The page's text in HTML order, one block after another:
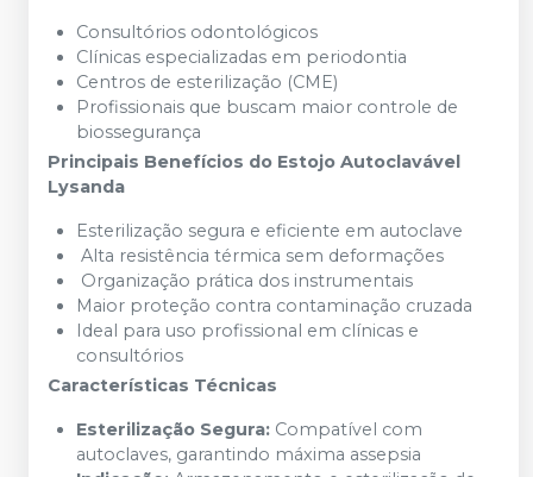
Consultórios odontológicos
Clínicas especializadas em periodontia
Centros de esterilização (CME)
Profissionais que buscam maior controle de
biossegurança
Principais Benefícios do Estojo Autoclavável
Lysanda
Esterilização segura e eficiente em autoclave
Alta resistência térmica sem deformações
Organização prática dos instrumentais
Maior proteção contra contaminação cruzada
Ideal para uso profissional em clínicas e
consultórios
Características Técnicas
Esterilização Segura: Compatível com
autoclaves, garantindo máxima assepsia